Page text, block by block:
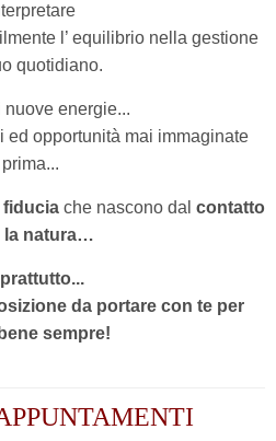
l’ equilibrio nella gestione
quotidiano.
nuove energie...
ed opportunità mai immaginate
prima...
fiducia che nascono dal contatto
la natura…
da portare con te per
sempre!